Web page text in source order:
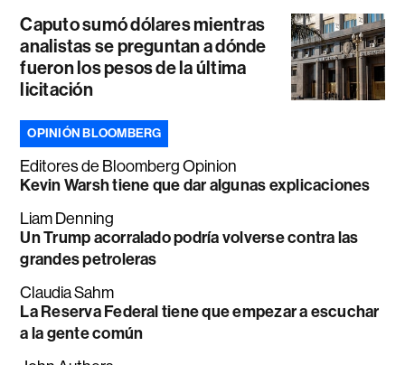
Caputo sumó dólares mientras
analistas se preguntan a dónde
fueron los pesos de la última
licitación
OPINIÓN BLOOMBERG
Editores de Bloomberg Opinion
Kevin Warsh tiene que dar algunas explicaciones
Liam Denning
Un Trump acorralado podría volverse contra las
grandes petroleras
Claudia Sahm
La Reserva Federal tiene que empezar a escuchar
a la gente común